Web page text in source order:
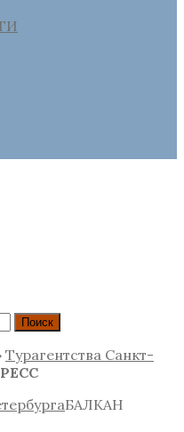
Турагентства Санкт-
БАЛКАН